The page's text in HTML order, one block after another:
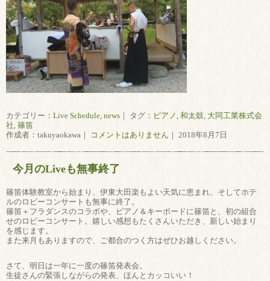
カテゴリー： Live Schedule news ｜ タグ： ピアノ 和太鼓 大同工業株式会
社 篠笛
作成者：takuyaokawa｜
コメントはありません ｜ 2018年8月7日
今月のLiveも無事終了
篠笛体験教室から始まり、伊東大田楽もよい天気に恵まれ、そしてホテ
ルのロビーコンサートも無事に終了。
篠笛＋フラダンスのコラボや、ピアノ＆キーボードに篠笛と、初の組合
せのロビーコンサート。嬉しい感想もたくさんいただき、新しい始まり
を感じます。
また来月もありますので、ご都合のつく方はぜひお越しください。
さて、明日は一年に一度の篠笛発表会。
生徒さんの緊張しながらの発表、ほんとカッコいい！